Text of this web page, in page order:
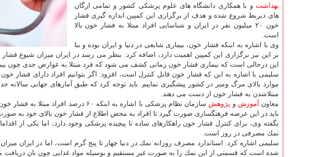
بهداشت و با همكاری دانشگاه های علوم پزشكی كشور و تمامی ارگان
های ذیربط شروع شده و هدف از برگزاری این كمپین اندازه گیری فشار
خون ۲۰ میلیون نفر در ایران و شناسایی افراد مبتلا به فشار خون بالا
است.
وی با اشاره به اینكه فشار خون، بیماری شایعی در دنیا و ایران بوده و بنا
بر این نیز برگزاری این كمپین اهمیت دارد، اضافه كرد: بنظر می رسد در ایران میزان شیوع
این درحالی است كه بیماری فشار خون زمانی كشف می شود كه فرد مبتلا به عوارض جدی چون
سلیمی با اشاره به این كه فشار خون قابل كنترل است، افزود: اگر بتوانیم افراد دارای فشار خون
مبتلاشدن به فشار خون از دست می دهند.
معاون
آموزش و پژوهش
سازمان نظام پزشكی با اشاره به اینكه ۶۰
باید در این عرصه فرهنگسازی صورت گیرد تا افراد به محض اطلاع از فشار خون بالای خود به صورت
بگفته وی، برای كنترل فشار خون راهكارهای ساده تا پیچیده پزشكی وجود دارد، اما یكی از
نمك مصرفی در روز است.
شده است كه قسمتی از این نمك را به صورت غیر مستقیم و بوسیله مواد غذایی چون نان دریافت